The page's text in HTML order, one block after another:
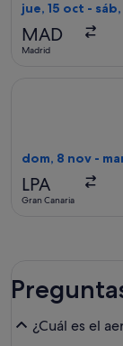
jue, 15 oct -
MAD
Madrid
dom, 8 nov -
LPA
Gran Canaria
¿Cuál es el